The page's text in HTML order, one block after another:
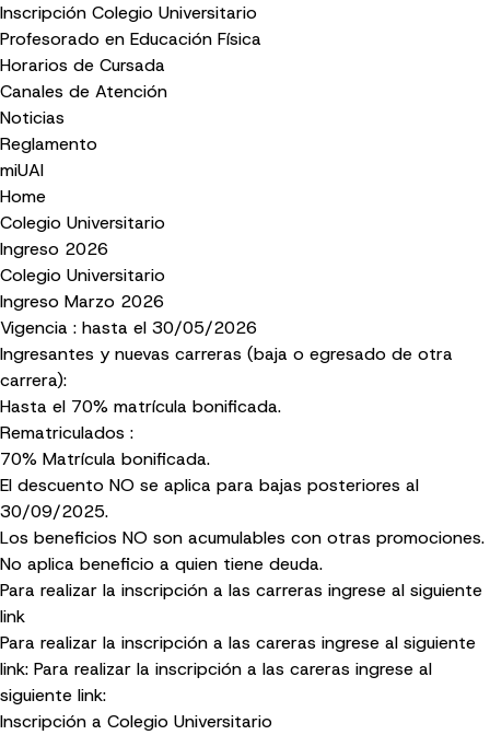
Inscripción Colegio Universitario
Profesorado en Educación Física
Horarios de Cursada
Canales de Atención
Noticias
Reglamento
miUAI
Home
Colegio Universitario
Ingreso 2026
Colegio Universitario
Ingreso Marzo 2026
Vigencia : hasta el 30/05/2026
Ingresantes y nuevas carreras (baja o egresado de otra
carrera):
Hasta el 70% matrícula bonificada.
Rematriculados :
70% Matrícula bonificada.
El descuento NO se aplica para bajas posteriores al
30/09/2025.
Los beneficios NO son acumulables con otras promociones.
No aplica beneficio a quien tiene deuda.
Para realizar la inscripción a las carreras ingrese al siguiente
link
Para realizar la inscripción a las careras ingrese al siguiente
link: Para realizar la inscripción a las careras ingrese al
siguiente link:
Inscripción a Colegio Universitario